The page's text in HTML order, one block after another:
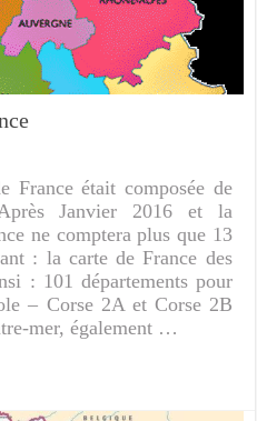
France était composée de
Après Janvier 2016 et la
ne comptera plus que 13
: la carte de France des
: 101 départements pour
– Corse 2A et Corse 2B
mer, également …